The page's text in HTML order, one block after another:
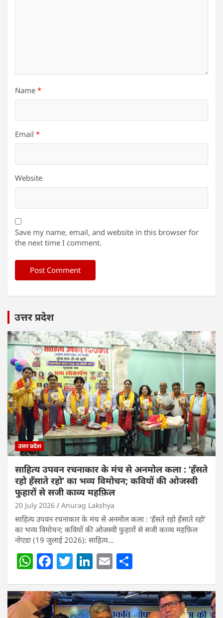
Name *
Email *
Website
Save my name, email, and website in this browser for
the next time I comment.
उत्तर प्रदेश
उत्तर प्रदेश
साहित्य उपवन रचनाकार के मंच से अनमोल कला : ‘हॅंसते
रहो हॅंसाते रहो’ का भव्य विमोचन; कवियों की ओजस्वी
फुहारों से सजी काव्य महफ़िल
20 July 2026 Anurag Lakshya
साहित्य उपवन रचनाकार के मंच से अनमोल कला : ‘हॅंसते रहो हॅंसाते रहो’
का भव्य विमोचन; कवियों की ओजस्वी फुहारों से सजी काव्य महफ़िल
नोएडा (19 जुलाई 2026): साहित्य…
W
at
s
F
c
e
T
itt
er
Li
k
e
E
ai
l
ar
e